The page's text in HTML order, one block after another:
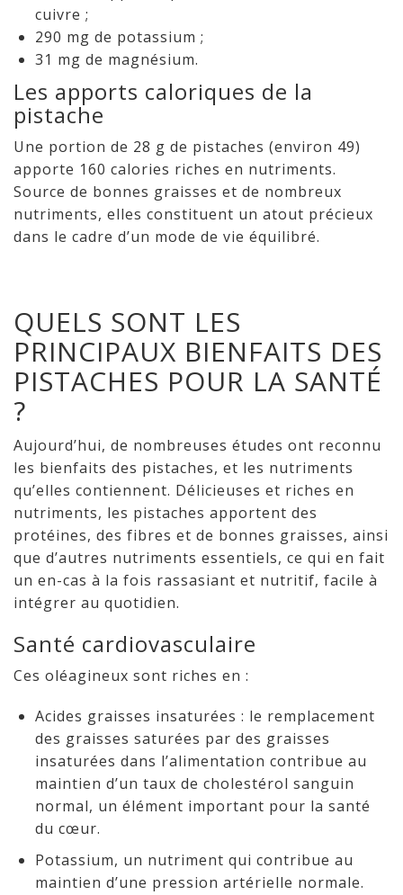
cuivre ;
290 mg de potassium ;
31 mg de magnésium.
Les apports caloriques de la
pistache
Une portion de 28 g de pistaches (environ 49)
apporte 160 calories riches en nutriments.
Source de bonnes graisses et de nombreux
nutriments, elles constituent un atout précieux
dans le cadre d’un mode de vie équilibré.
QUELS SONT LES
PRINCIPAUX BIENFAITS DES
PISTACHES POUR LA SANTÉ
?
Aujourd’hui, de nombreuses études ont reconnu
les bienfaits des pistaches, et les nutriments
qu’elles contiennent. Délicieuses et riches en
nutriments, les pistaches apportent des
protéines, des fibres et de bonnes graisses, ainsi
que d’autres nutriments essentiels, ce qui en fait
un en-cas à la fois rassasiant et nutritif, facile à
intégrer au quotidien.
Santé cardiovasculaire
Ces oléagineux sont riches en :
Acides graisses insaturées : le remplacement
des graisses saturées par des graisses
insaturées dans l’alimentation contribue au
maintien d’un taux de cholestérol sanguin
normal, un élément important pour la santé
du cœur.
Potassium, un nutriment qui contribue au
maintien d’une pression artérielle normale.